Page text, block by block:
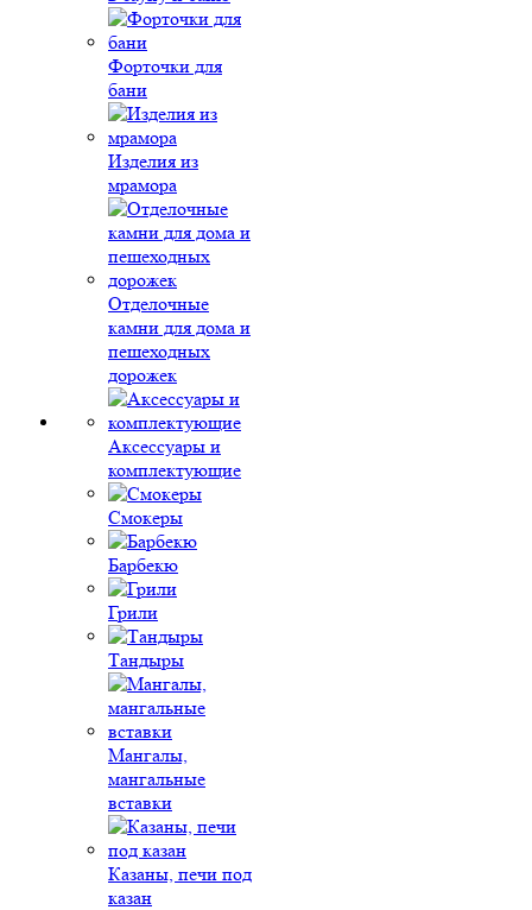
Форточки для
бани
Изделия из
мрамора
Отделочные
камни для дома и
пешеходных
дорожек
Аксессуары и
комплектующие
Смокеры
Барбекю
Грили
Тандыры
Мангалы,
мангальные
вставки
Казаны, печи под
казан